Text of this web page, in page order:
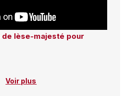
de lèse-majesté pour
Voir plus